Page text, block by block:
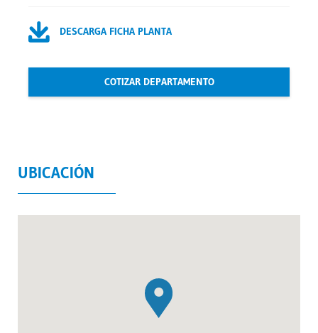
DESCARGA FICHA PLANTA
COTIZAR DEPARTAMENTO
UBICACIÓN